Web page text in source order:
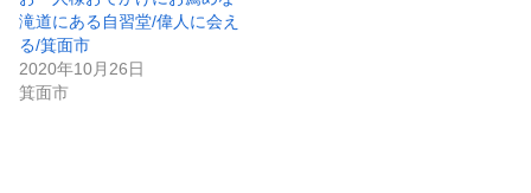
滝道にある自習堂/偉人に会え
る/箕面市
2020年10月26日
箕面市